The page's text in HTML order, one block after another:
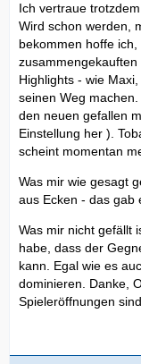
Ich vertraue
Wird schon werden,
bekommen hoffe
Highlights - wie
seinen Weg
den neuen gefallen
Einstellung her ).
scheint momentan
Was mir wie gesagt
aus Ecken - das gab
Was mir nicht gefällt
habe, dass der
kann. Egal wie es
dominieren. Danke,
Spieleröffnungen